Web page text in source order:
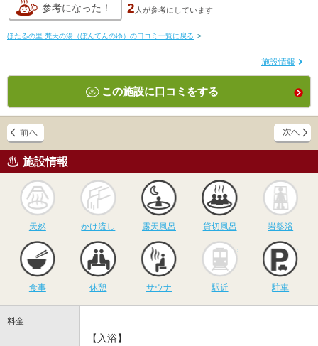
参考になった！ 2 人が参考にしています
ほたるの里 梵天の湯（ぼんてんのゆ）の口コミ一覧に戻る >
施設情報
この施設に口コミをする
施設情報
天然
かけ流し
かけ流し
露天風呂
露天風呂
貸切風呂
貸切風呂 岩盤浴
食事 休憩
サウナ
サウナ 駅近 駐車
料金
【入浴】